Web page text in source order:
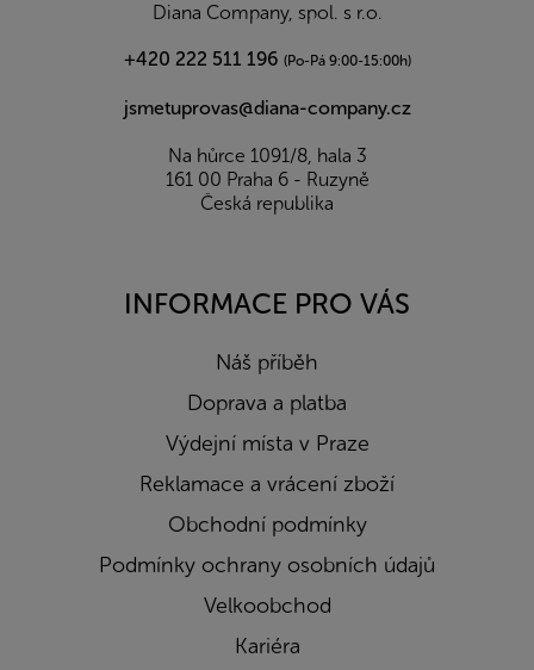
Diana Company, spol. s r.o.
+420 222 511 196 (Po-Pá 9:00-15:00h)
jsmetuprovas@diana-company.cz
Na hůrce 1091/8, hala 3
161 00 Praha 6 - Ruzyně
Česká republika
INFORMACE PRO VÁS
Náš příběh
Doprava a platba
Výdejní místa v Praze
Reklamace a vrácení zboží
Obchodní podmínky
Podmínky ochrany osobních údajů
Velkoobchod
Kariéra